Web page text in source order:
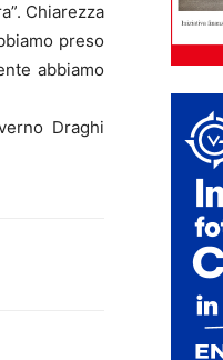
Chiarezza
preso
abbiamo
Draghi